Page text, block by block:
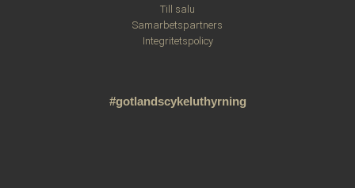
Till salu
Samarbetspartners
Integritetspolicy
#gotlandscykeluthyrning